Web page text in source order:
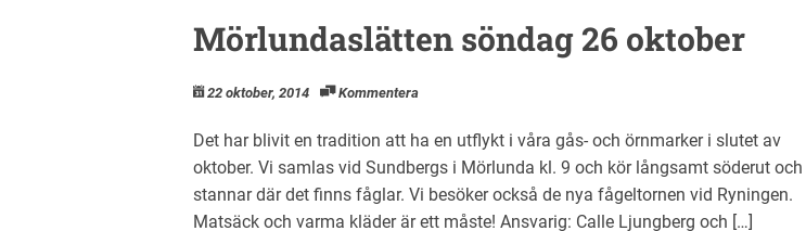
Mörlundaslätten söndag 26 oktober
22 oktober, 2014 Kommentera
Det har blivit en tradition att ha en utflykt i våra gås- och örnmarker i slutet av
oktober. Vi samlas vid Sundbergs i Mörlunda kl. 9 och kör långsamt söderut och
stannar där det finns fåglar. Vi besöker också de nya fågeltornen vid Ryningen.
Matsäck och varma kläder är ett måste! Ansvarig: Calle Ljungberg och […]